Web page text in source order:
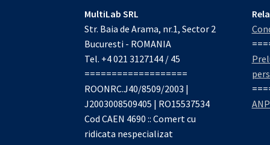
MultiLab SRL
Str. Baia de Arama, nr.1, Sector 2
Bucuresti - ROMANIA
Tel. +4 021 3127144 / 45
===================
ROONRC.J40/8509/2003 |
J2003008509405 | RO15537534
Cod CAEN 4690 :: Comert cu
ridicata nespecializat